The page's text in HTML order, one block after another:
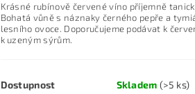
Krásné rubínově červené víno příjemně
Bohatá vůně s náznaky černého pepře a
lesního ovoce. Doporučujeme podávat k
k uzeným sýrům.
Dostupnost Skladem(>5 ks)